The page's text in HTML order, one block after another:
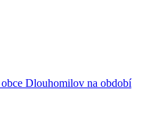
Dlouhomilov na období